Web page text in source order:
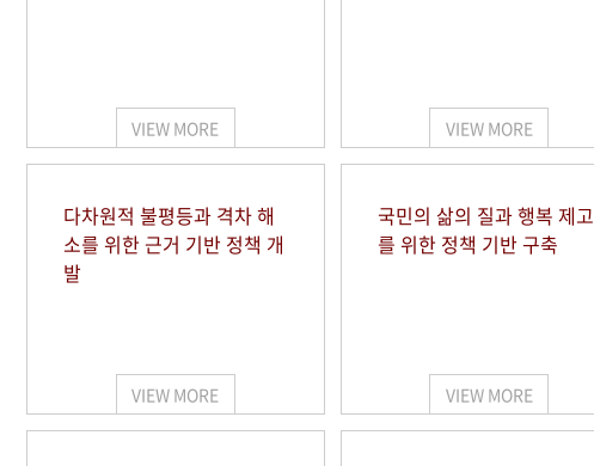
VIEW MORE VIEW MORE
다차원적 불평등과 격차 해
소를 위한 근거 기반 정책 개
발
VIEW MORE
국민의 삶의 질과 행복 제고
를 위한 정책 기반 구축
VIEW MORE